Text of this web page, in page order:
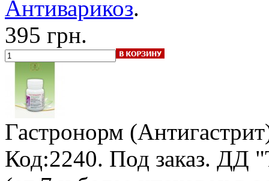
Антиварикоз.
395 грн.
Гастронорм
Код:2240. Под заказ. ДД